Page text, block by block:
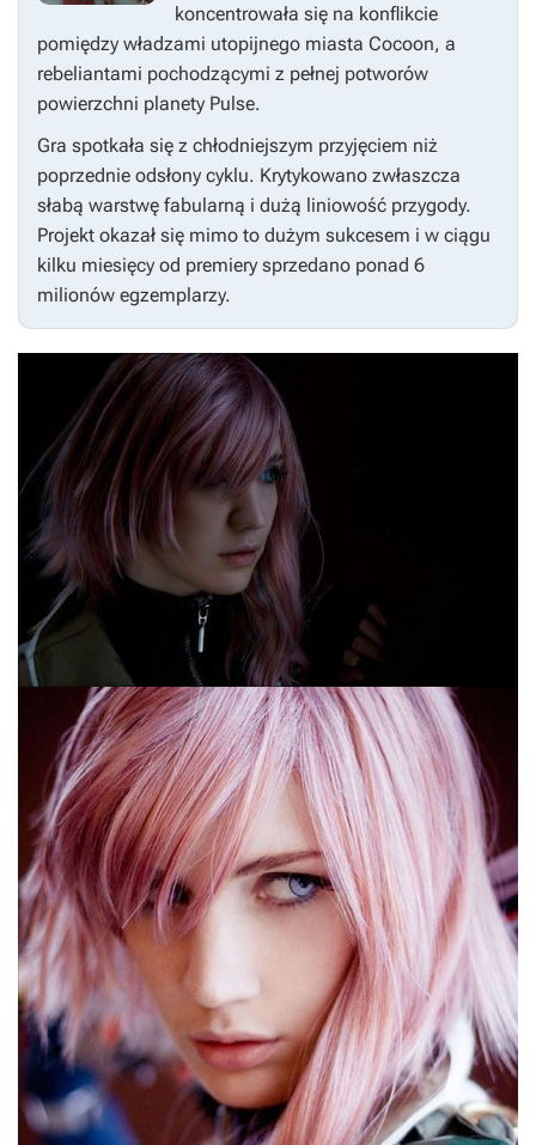
koncentrowała się na konflikcie
pomiędzy władzami utopijnego miasta Cocoon, a
rebeliantami pochodzącymi z pełnej potworów
powierzchni planety Pulse.
Gra spotkała się z chłodniejszym przyjęciem niż
poprzednie odsłony cyklu. Krytykowano zwłaszcza
słabą warstwę fabularną i dużą liniowość przygody.
Projekt okazał się mimo to dużym sukcesem i w ciągu
kilku miesięcy od premiery sprzedano ponad 6
milionów egzemplarzy.